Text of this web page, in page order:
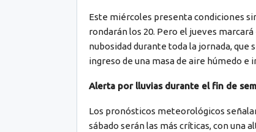
Este miércoles presenta condiciones
rondarán los 20. Pero el jueves
nubosidad durante toda la jornada,
ingreso de una masa de aire húmedo e
Alerta por lluvias durante el fin de
Los pronósticos meteorológicos
sábado serán las más críticas, con una